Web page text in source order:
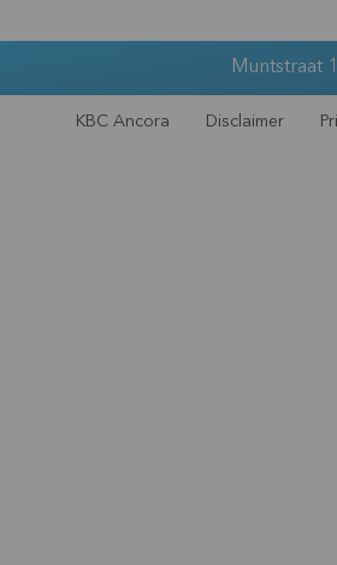
Muntstraat
KBC Ancora Disclaimer